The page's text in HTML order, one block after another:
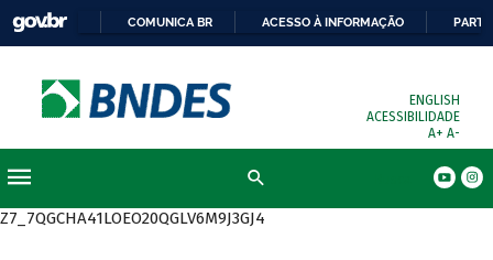
COMUNICA BR ACESSO À INFORMAÇÃO
ENGLISH
ACESSIBILIDADE
A+ A-
Z7_7QGCHA41LOEO20QGLV6M9J3GJ4